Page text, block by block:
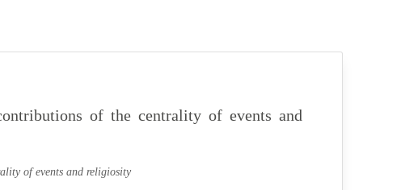
of the centrality of events and
of events and religiosity